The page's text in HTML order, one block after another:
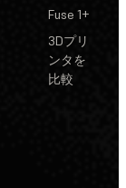
Fuse 1+
3Dプリ
ンタを
比較